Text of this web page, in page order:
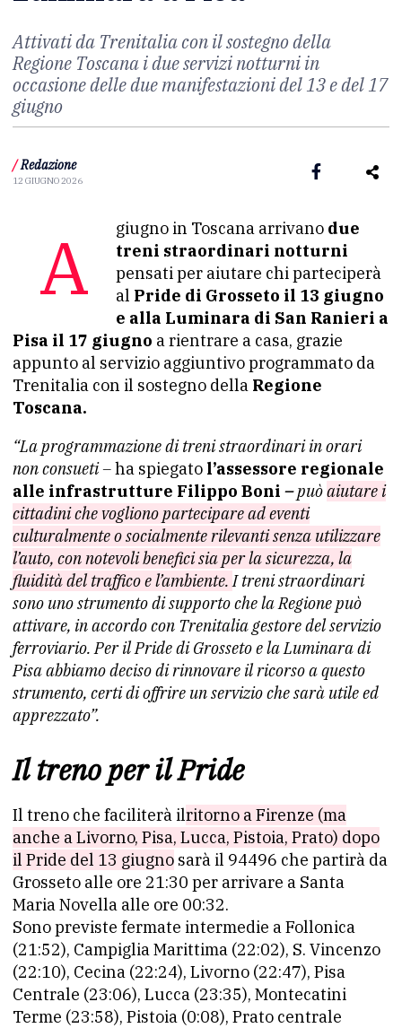
Attivati da Trenitalia con il sostegno della
Regione Toscana i due servizi notturni in
occasione delle due manifestazioni del 13 e del 17
giugno
/ Redazione
12 GIUGNO 2026
A giugno in Toscana arrivano due
treni straordinari notturni
pensati per aiutare chi parteciperà
al Pride di Grosseto il 13 giugno
e alla Luminara di San Ranieri a
Pisa il 17 giugno a rientrare a casa, grazie
appunto al servizio aggiuntivo programmato da
Trenitalia con il sostegno della Regione
Toscana.
“La programmazione di treni straordinari in orari
non consueti –ha spiegato l’assessore regionale
alle infrastrutture Filippo Boni –puòaiutare i
cittadini che vogliono partecipare ad eventi
culturalmente o socialmente rilevanti senza utilizzare
l’auto, con notevoli benefici sia per la sicurezza, la
fluidità del traffico e l’ambiente.I treni straordinari
sono uno strumento di supporto che la Regione può
attivare, in accordo con Trenitalia gestore del servizio
ferroviario. Per il Pride di Grosseto e la Luminara di
Pisa abbiamo deciso di rinnovare il ricorso a questo
strumento, certi di offrire un servizio che sarà utile ed
apprezzato”.
Il treno per il Pride
Il treno che faciliterà ilritorno a Firenze (ma
anche a Livorno, Pisa, Lucca, Pistoia, Prato) dopo
il Pride del 13 giugno sarà il 94496 che partirà da
Grosseto alle ore 21:30 per arrivare a Santa
Maria Novella alle ore 00:32.
Sono previste fermate intermedie a Follonica
(21:52), Campiglia Marittima (22:02), S. Vincenzo
(22:10), Cecina (22:24), Livorno (22:47), Pisa
Centrale (23:06), Lucca (23:35), Montecatini
Terme (23:58), Pistoia (0:08), Prato centrale